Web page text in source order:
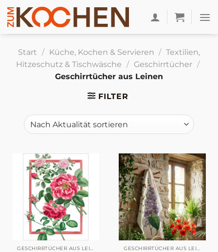
Zum
Inhalt
springen
Start / Küche, Kochen & Servieren / Textilien,
Hitzeschutz & Tischwäsche / Geschirrtücher /
Geschirrtücher aus Leinen
FILTER
GESCHIRRTÜCHER AUS LEINEN GESCHIRRTÜCHER AUS LEINEN